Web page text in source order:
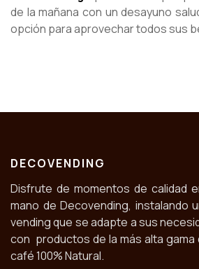
de la mañana con un desayuno
opción para aprovechar todos sus
DECOVENDING
Disfrute de momentos de calidad
mano de Decovending, instalando
vending que se adapte a sus
con productos de la más alta gama
café 100% Natural.